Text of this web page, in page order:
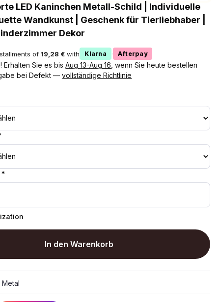
LED Kaninchen Metall-Schild | Individuelle
Wandkunst | Geschenk für Tierliebhaber |
Dekor
of 19,28 € with Klarna · Afterpay
Erhalten Sie es bisAug 13-Aug 16 , wenn Sie heute bestellen
bei Defekt —vollständige Richtlinie
In den Warenkorb
Metal